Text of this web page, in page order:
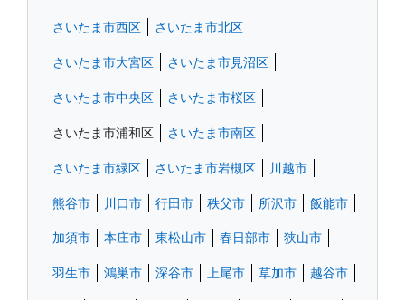
さいたま市西区 さいたま市北区
さいたま市大宮区 さいたま市見沼区
さいたま市中央区 さいたま市桜区
さいたま市浦和区 さいたま市南区
さいたま市緑区 さいたま市岩槻区 川越市
熊谷市 川口市 行田市 秩父市 所沢市 飯能市
加須市 本庄市 東松山市 春日部市 狭山市
羽生市 鴻巣市 深谷市 上尾市 草加市 越谷市